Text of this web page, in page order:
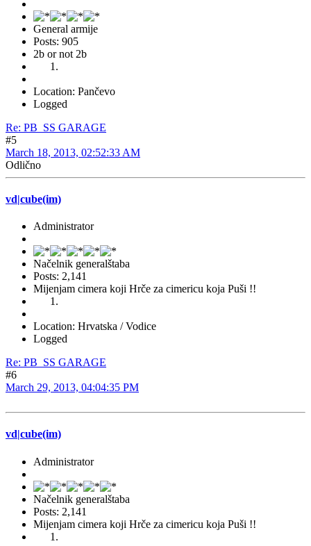
General armije
Posts: 905
2b or not 2b
Location: Pančevo
Logged
Re: PB_SS GARAGE
#5
March 18, 2013, 02:52:33 AM
Odlično
vd|cube(im)
Administrator
Načelnik generalštaba
Posts: 2,141
Mijenjam cimera koji Hrče za cimericu koja Puši !!
Location: Hrvatska / Vodice
Logged
Re: PB_SS GARAGE
#6
March 29, 2013, 04:04:35 PM
vd|cube(im)
Administrator
Načelnik generalštaba
Posts: 2,141
Mijenjam cimera koji Hrče za cimericu koja Puši !!